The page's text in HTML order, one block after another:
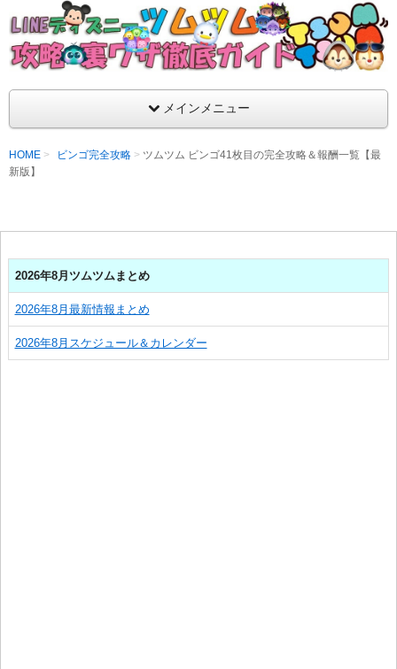
LINEディズニー ツムツム攻略・裏ワザ徹底
支持率No1！痒いところに手が届くツムツム攻略サイト！新ツ
ラ評価も丁寧に解説！ツムツムを120％楽しめるサイトを目指し
メインメニュー
HOME ビンゴ完全攻略
ツムツム ビンゴ41枚目の完全攻略＆報酬一覧【最
新版】
2026年8月ツムツムまとめ
2026年8月最新情報まとめ
2026年8月スケジュール＆カレンダー